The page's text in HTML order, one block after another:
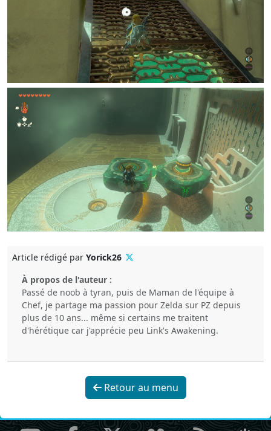
Article rédigé par Yorick26
À propos de l'auteur :
Passé de noob à tyran, puis de Maman de l'équipe à
Chef, je partage ma passion pour Zelda sur PZ depuis
plus de 10 ans... même si certains me traitent
d'hérétique car j'apprécie peu Link's Awakening.
Retour au menu